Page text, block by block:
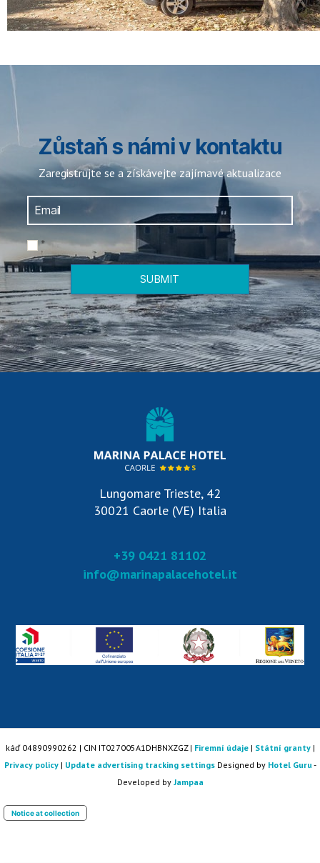
Zůstaň s námi v kontaktu
Zaregistrujte se a získávejte zajímavé aktualizace
*
SUBMIT
Lungomare Trieste, 42
30021 Caorle (VE) Italia
+39 0421 81102
info@marinapalacehotel.it
káď 04890990262 | CIN IT027005A1DHBNXZGZ | Firemní údaje| Státní granty|
Privacy policy| Update advertising tracking settings Designed by Hotel Guru-
Developed by Jampaa
Notice at collection